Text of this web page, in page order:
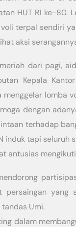
HUT RI ke-80.
voli terpal sendiri
aksi
dari pagi,
Kepala
menggelar lomba
dengan
terhadap
induk tapi seluruh
antusias
persaingan
Umi.
dalam